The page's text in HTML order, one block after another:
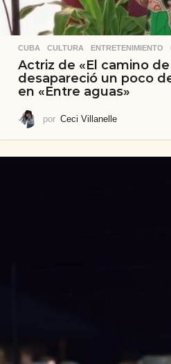
CUBA ,CULTURA ,ENTRETENIMIENTO
Actriz de «El camino
desapareció un poco
en «Entre aguas»
por Ceci Villanelle